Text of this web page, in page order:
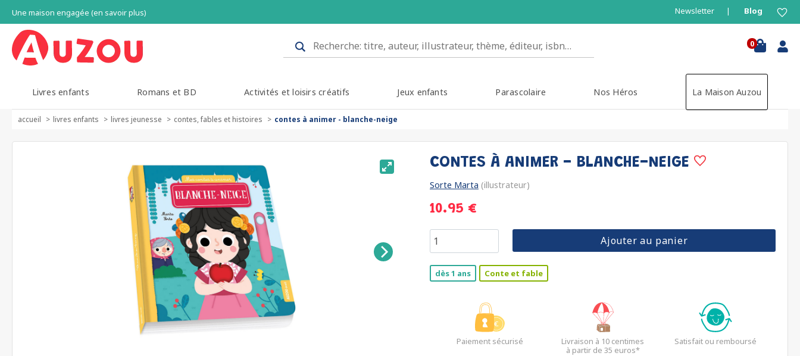
Une maison engagée (en savoir plus) Newsletter Blog
0
Livres enfants Romans et BD Activités et loisirs créatifs Jeux enfants Parascolaire Nos Héros La Maison Auzou
accueil livres enfants livres jeunesse contes, fables et histoires contes à animer - blanche-neige
CONTES À ANIMER - BLANCHE-NEIGE
Sorte Marta (illustrateur)
10.95 €
Ajouter au panier
dès 1 ans Conte et fable
Paiement sécurisé
Livraison à 10 centimes
à partir de 35 euros*
Satisfait ou remboursé